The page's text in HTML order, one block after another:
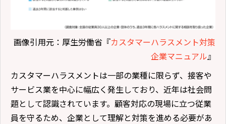
画像引用元：厚生労働省『カスタマーハラスメント対策
企業マニュアル』
カスタマーハラスメントは一部の業種に限らず、接客や
サービス業を中心に幅広く発生しており、近年は社会問
題として認識されています。顧客対応の現場に立つ従業
員を守るため、企業として理解と対策を進める必要があ